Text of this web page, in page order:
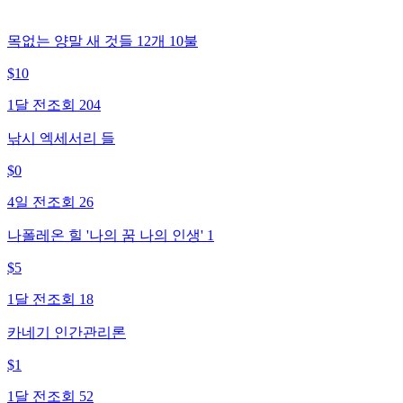
목없는 양말 새 것들 12개 10불
$10
1달 전 조회 204
낚시 엑세서리 들
$0
4일 전 조회 26
나폴레온 힐 '나의 꿈 나의 인생' 1
$5
1달 전 조회 18
카네기 인간관리론
$1
1달 전 조회 52